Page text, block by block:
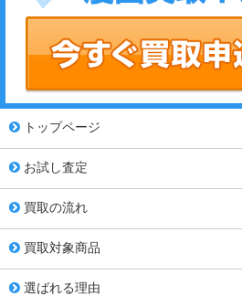
トップページ
お試し査定
買取の流れ
買取対象商品
選ばれる理由